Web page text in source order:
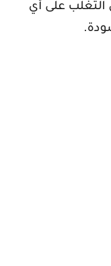
التغلب على أي